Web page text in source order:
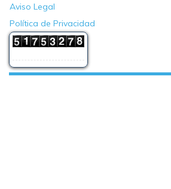
Aviso Legal
Política de Privacidad